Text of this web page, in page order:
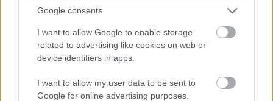
Google consents
I want to allow Google to enable storage
related to advertising like cookies on web or
device identifiers in apps.
I want to allow my user data to be sent to
Google for online advertising purposes.